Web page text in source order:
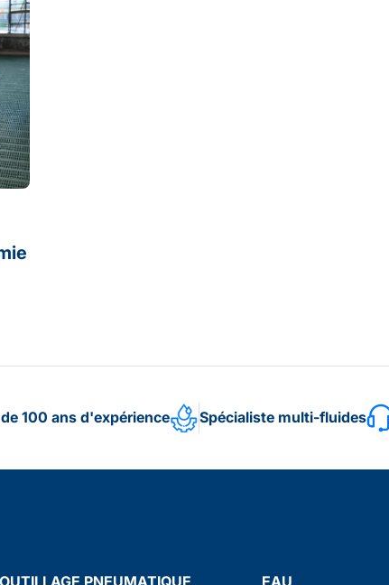
100 ans d'expérience Spécialiste multi-fluides
OUTILLAGE PNEUMATIQUE EAU